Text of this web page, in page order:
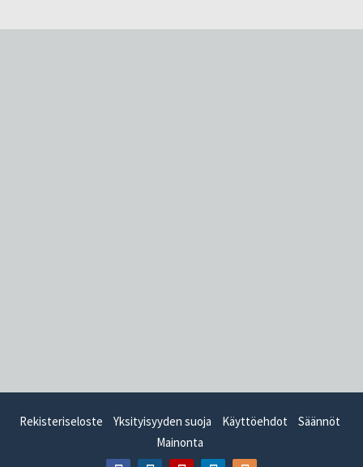
Rekisteriseloste Yksityisyyden suoja Käyttöehdot
Säännöt
Mainonta